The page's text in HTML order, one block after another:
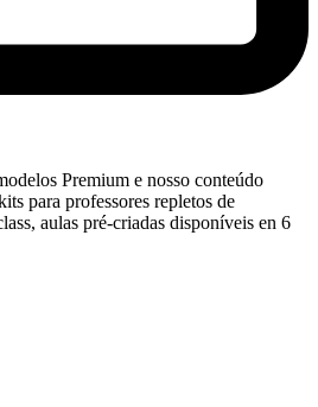
Premium e nosso conteúdo
para professores repletos de
aulas pré-criadas disponíveis en 6